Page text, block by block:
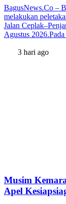
BagusNews.Co –
melakukan
Jalan
Agustus
3 hari ago
Musim
Apel